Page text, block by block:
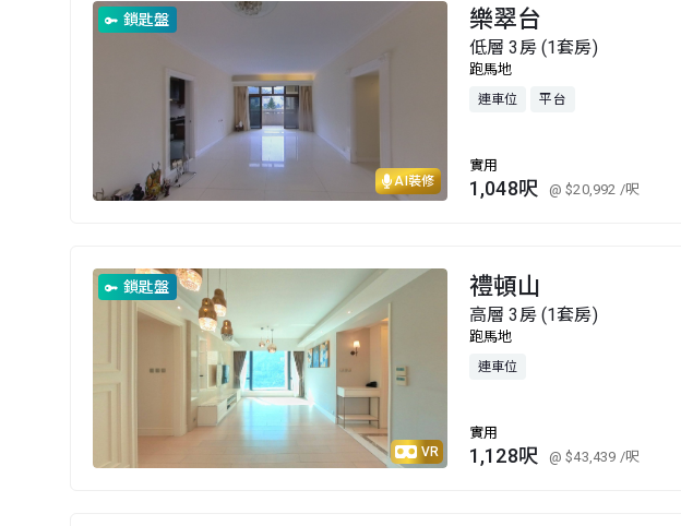
AI裝修
鎖匙盤 樂翠台
低層 3房 (1套房)
跑馬地
連車位 平台
實用
1,048呎 @ $20,992 /呎
VR
鎖匙盤 禮頓山
高層 3房 (1套房)
跑馬地
連車位
實用
1,128呎 @ $43,439 /呎